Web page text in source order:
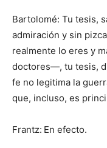
Bartolomé: Tu tesis,
admiración y sin
realmente lo eres y
doctores—, tu tesis,
fe no legitima la
que, incluso, es
Frantz: En efecto.